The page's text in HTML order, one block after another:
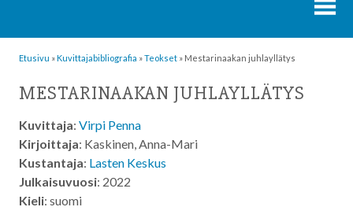
Etusivu »Kuvittaja­bibliografia »Teokset » Mestarinaakan juhlayllätys
MESTARINAAKAN JUHLAYLLÄTYS
Kuvittaja: Virpi Penna
Kirjoittaja: Kaskinen, Anna-Mari
Kustantaja: Lasten Keskus
Julkaisuvuosi: 2022
Kieli: suomi